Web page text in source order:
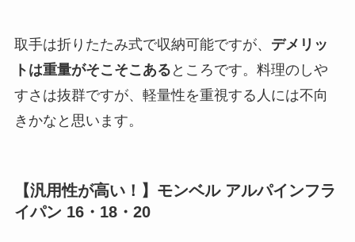
取手は折りたたみ式で収納可能ですが、 デメリッ
トは重量がそこそこある ところです。 料理のしや
すさは抜群ですが、軽量性を重視する人には不向
きかなと思います。
【汎用性が高い！】モンベル アルパインフラ
イパン 16・18・20